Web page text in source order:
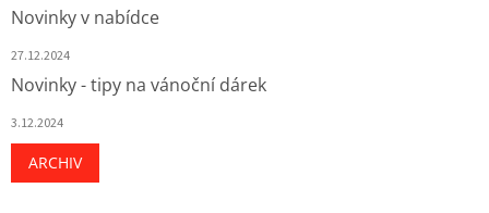
Novinky v nabídce
27.12.2024
Novinky - tipy na vánoční dárek
3.12.2024
ARCHIV